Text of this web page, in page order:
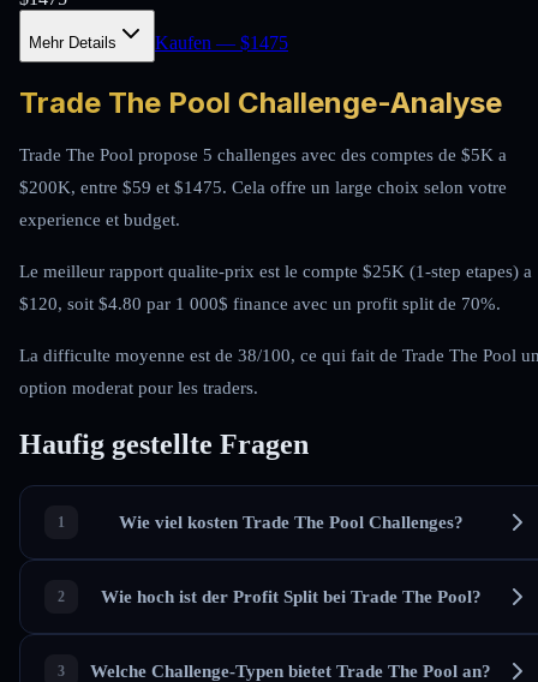
Mehr Details Kaufen — $1475
Trade The Pool Challenge-Analyse
Trade The Pool propose 5 challenges avec des comptes de $5K a
$200K, entre $59 et $1475. Cela offre un large choix selon votre
experience et budget.
Le meilleur rapport qualite-prix est le compte $25K (1-step etapes) a
$120, soit $4.80 par 1 000$ finance avec un profit split de 70%.
La difficulte moyenne est de 38/100, ce qui fait de Trade The Pool
option moderat pour les traders.
Haufig gestellte Fragen
Wie viel kosten Trade The Pool Challenges?
Wie hoch ist der Profit Split bei Trade The Pool?
Welche Challenge-Typen bietet Trade The Pool an?